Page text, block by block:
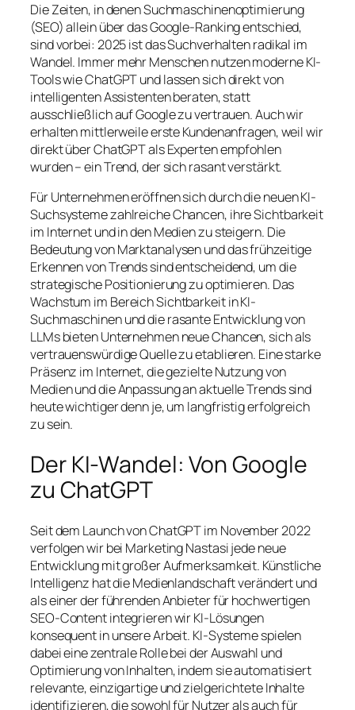
Die Zeiten, in denen Suchmaschinenoptimierung
(SEO) allein über das Google-Ranking entschied,
sind vorbei: 2025 ist das Suchverhalten radikal im
Wandel. Immer mehr Menschen nutzen moderne KI-
Tools wie ChatGPT und lassen sich direkt von
intelligenten Assistenten beraten, statt
ausschließlich auf Google zu vertrauen. Auch wir
erhalten mittlerweile erste Kundenanfragen, weil wir
direkt über ChatGPT als Experten empfohlen
wurden – ein Trend, der sich rasant verstärkt.
Für Unternehmen eröffnen sich durch die neuen KI-
Suchsysteme zahlreiche Chancen, ihre Sichtbarkeit
im Internet und in den Medien zu steigern. Die
Bedeutung von Marktanalysen und das frühzeitige
Erkennen von Trends sind entscheidend, um die
strategische Positionierung zu optimieren. Das
Wachstum im Bereich Sichtbarkeit in KI-
Suchmaschinen und die rasante Entwicklung von
LLMs bieten Unternehmen neue Chancen, sich als
vertrauenswürdige Quelle zu etablieren. Eine starke
Präsenz im Internet, die gezielte Nutzung von
Medien und die Anpassung an aktuelle Trends sind
heute wichtiger denn je, um langfristig erfolgreich
zu sein.
Der KI-Wandel: Von Google
zu ChatGPT
Seit dem Launch von ChatGPT im November 2022
verfolgen wir bei Marketing Nastasi jede neue
Entwicklung mit großer Aufmerksamkeit. Künstliche
Intelligenz hat die Medienlandschaft verändert und
als einer der führenden Anbieter für hochwertigen
SEO-Content integrieren wir KI-Lösungen
konsequent in unsere Arbeit. KI-Systeme spielen
dabei eine zentrale Rolle bei der Auswahl und
Optimierung von Inhalten, indem sie automatisiert
relevante, einzigartige und zielgerichtete Inhalte
identifizieren, die sowohl für Nutzer als auch für